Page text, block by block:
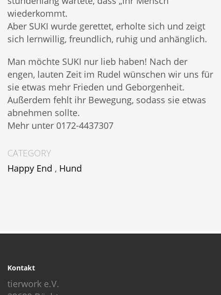
wiederkommt.
Aber SUKI wurde gerettet, erholte sich und zeigt
sich lernwillig, freundlich, ruhig und anhänglich.
Man möchte SUKI nur lieb haben! Nach der
engen, lauten Zeit im Rudel wünschen wir uns für
sie etwas mehr Frieden und Geborgenheit.
Außerdem fehlt ihr Bewegung, sodass sie etwas
abnehmen sollte.
Mehr unter 0172-4437307
CATEGORY
Happy End , Hund
Kontakt
tierwork e.V.